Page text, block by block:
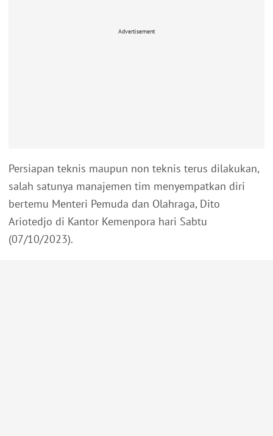
Advertisement
Persiapan teknis maupun non teknis terus dilakukan,
salah satunya manajemen tim menyempatkan diri
bertemu Menteri Pemuda dan Olahraga, Dito
Ariotedjo di Kantor Kemenpora hari Sabtu
(07/10/2023).